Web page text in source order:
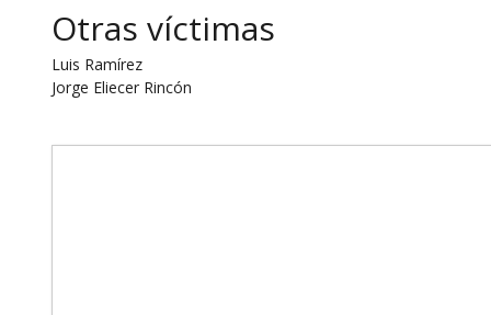
Otras víctimas
Luis Ramírez
Jorge Eliecer Rincón